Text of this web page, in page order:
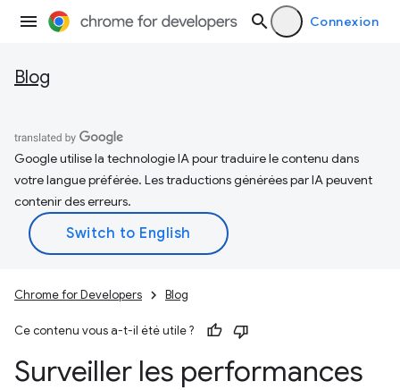
Connexion
Blog
Google utilise la technologie IA pour traduire le contenu dans
votre langue préférée. Les traductions générées par IA peuvent
contenir des erreurs.
Chrome for Developers Blog
Ce contenu vous a-t-il été utile ?
Surveiller les performances